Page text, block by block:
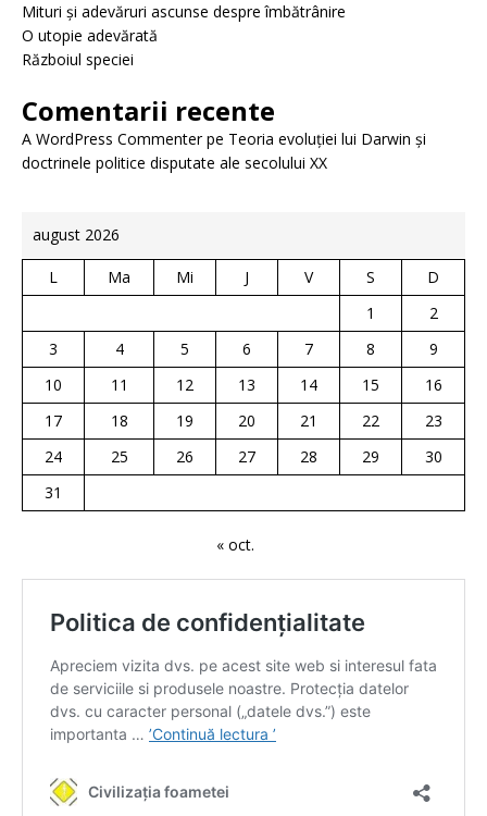
Mituri și adevăruri ascunse despre îmbătrânire
O utopie adevărată
Războiul speciei
Comentarii recente
A WordPress Commenterpe Teoria evoluției lui Darwin și
doctrinele politice disputate ale secolului XX
august 2026
L Ma Mi J V S
D
1
2
3
4 5 6 7 8
9
10
11 12 13 14 15
16
17
18 19 20 21 22
23
24
25 26 27 28 29
30
31
« oct.